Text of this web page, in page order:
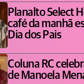
Planalto Select
café da manhã
Dia dos Pais
Coluna RC
de Manoela